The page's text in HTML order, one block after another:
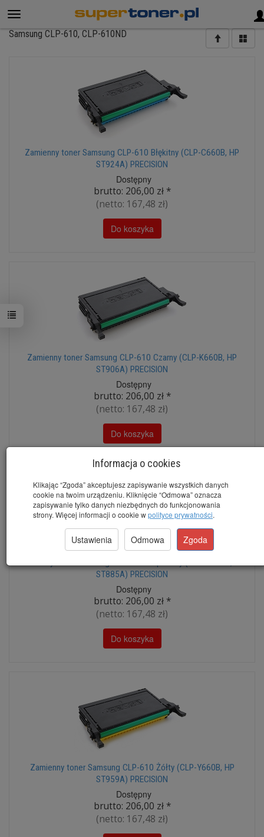
Samsung CLP-610, CLP-610ND
Zamienny toner Samsung CLP-610 Błękitny (CLP-C660B, HP
ST924A) PRECISION
Dostępny
brutto: 206,00 zł*
(netto: 167,48 zł)
Do koszyka
Zamienny toner Samsung CLP-610 Czarny (CLP-K660B, HP
ST906A) PRECISION
Dostępny
brutto: 206,00 zł*
(netto: 167,48 zł)
Do koszyka
ST885A) PRECISION
Dostępny
brutto: 206,00 zł*
(netto: 167,48 zł)
Do koszyka
Zamienny toner Samsung CLP-610 Żółty (CLP-Y660B, HP
ST959A) PRECISION
Dostępny
brutto: 206,00 zł*
(netto: 167,48 zł)
Informacja o cookies
Klikając “Zgoda” akceptujesz zapisywanie wszystkich danych
cookie na twoim urządzeniu. Kliknięcie “Odmowa” oznacza
zapisywanie tylko danych niezbędnych do funkcjonowania
strony. Więcej informacji o cookie wpolityce prywatności.
Ustawienia Odmowa Zgoda